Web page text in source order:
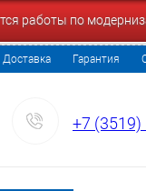
работы по
Доставка Гарантия
+7 (3519)